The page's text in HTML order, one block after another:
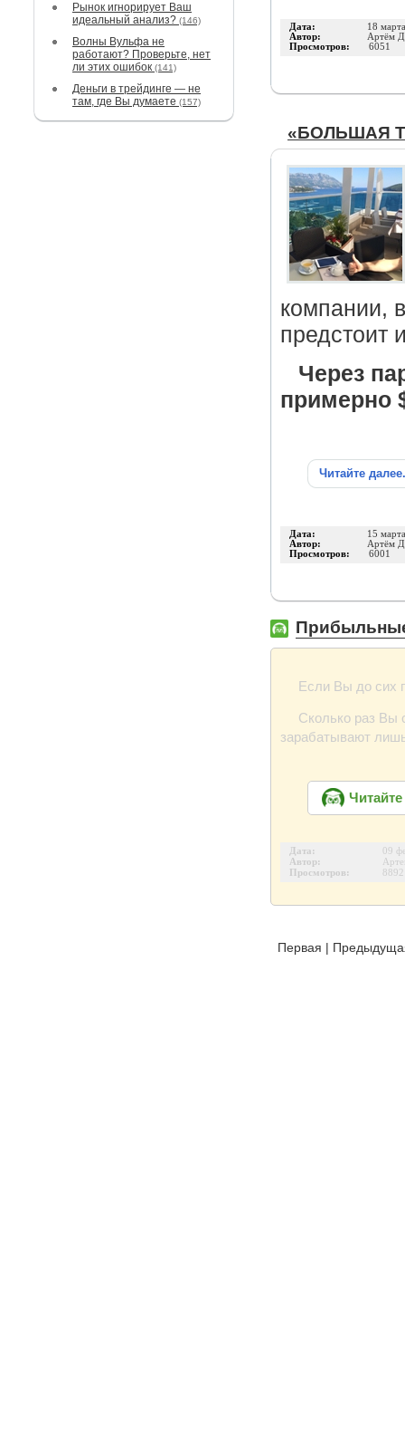
Рынок игнорирует Ваш
идеальный анализ? (146)
Волны Вульфа не
работают? Проверьте, нет
ли этих ошибок (141)
Деньги в трейдинге — не
там, где Вы думаете (157)
Дата: 18
Автор: Артём
Просмотров: 6051
«БОЛЬШАЯ
компании,
предстоит
Через
примерно
Читайте
Дата: 15
Автор: Артём
Просмотров: 6001
Если Вы до сих
Сколько раз Вы
зарабатывают
Дата:
09
Автор:
Просмотров:
8892
Первая |